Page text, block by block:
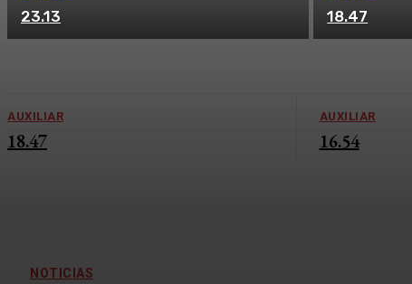
23.13 18.47
AUXILIAR
18.47
AUXILIAR
16.54
NOTICIAS